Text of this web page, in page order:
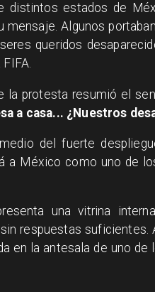
distintos estados de
mensaje. Algunos
queridos
la protesta resumió el
a casa... ¿Nuestros
del fuerte
a México como uno de
una vitrina
respuestas suficientes.
en la antesala de uno